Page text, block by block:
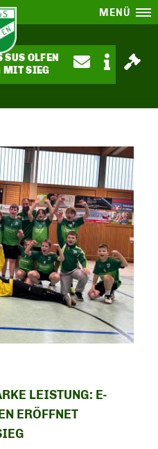
MENÜ
OLFEN
MIT SIEG
LEISTUNG: E-
ERÖFFNET